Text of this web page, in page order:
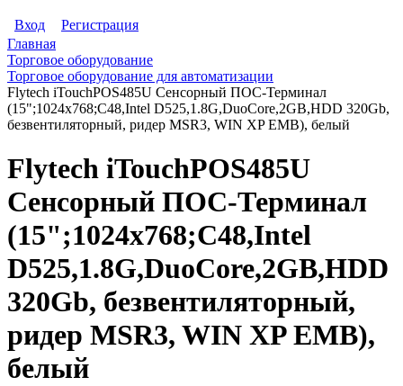
Вход
Регистрация
Главная
Торговое оборудование
Торговое оборудование для автоматизации
Flytech iTouchPOS485U Сенсорный ПОС-Терминал
(15";1024х768;C48,Intel D525,1.8G,DuoCore,2GB,HDD 320Gb,
безвентиляторный, ридер MSR3, WIN XP EMB), белый
Flytech iTouchPOS485U
Сенсорный ПОС-Терминал
(15";1024х768;C48,Intel
D525,1.8G,DuoCore,2GB,HDD
320Gb, безвентиляторный,
ридер MSR3, WIN XP EMB),
белый